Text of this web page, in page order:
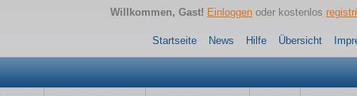
Willkommen, Gast! Einloggen oder kostenlos
Startseite News Hilfe Übersicht